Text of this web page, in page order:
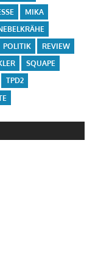
MIKA
POLITIK
REVIEW
SQUAPE
TPD2